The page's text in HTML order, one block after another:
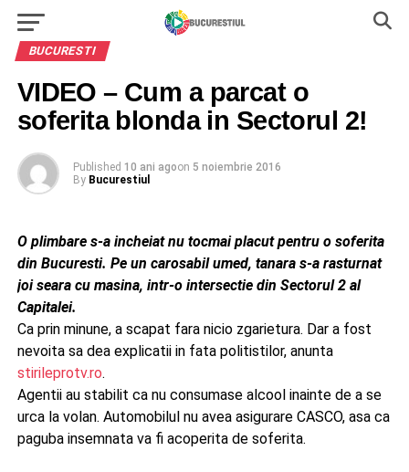
BUCURESTI
VIDEO – Cum a parcat o
soferita blonda in Sectorul 2!
Published 10 ani agoon 5 noiembrie 2016
By Bucurestiul
O plimbare s-a incheiat nu tocmai placut pentru o soferita
din Bucuresti. Pe un carosabil umed, tanara s-a rasturnat
joi seara cu masina, intr-o intersectie din Sectorul 2 al
Capitalei.
Ca prin minune, a scapat fara nicio zgarietura. Dar a fost
nevoita sa dea explicatii in fata politistilor, anunta
stirileprotv.ro.
Agentii au stabilit ca nu consumase alcool inainte de a se
urca la volan. Automobilul nu avea asigurare CASCO, asa ca
paguba insemnata va fi acoperita de soferita.